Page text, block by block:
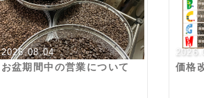
2026.08.04
お盆期間中の営業について 価格